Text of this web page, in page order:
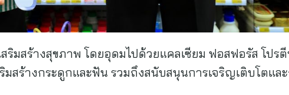
มสร้างสุขภาพ โดยอุดมไปด้วยแคลเซียม ฟอสฟอรัส โปร
สร้างกระดูกและฟัน รวมถึงสนับสนุนการเจริญเติบโตแล